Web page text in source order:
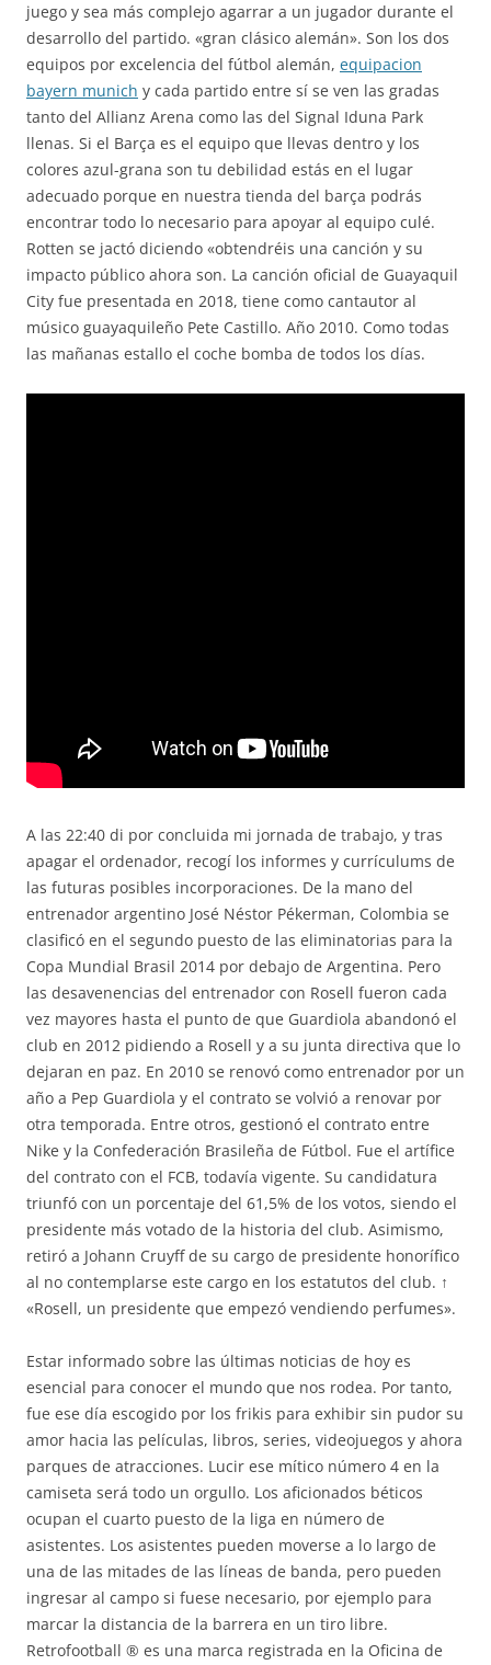
juego y sea más complejo agarrar a un jugador durante el
desarrollo del partido. «gran clásico alemán». Son los dos
equipos por excelencia del fútbol alemán, equipacion
bayern munich y cada partido entre sí se ven las gradas
tanto del Allianz Arena como las del Signal Iduna Park
llenas. Si el Barça es el equipo que llevas dentro y los
colores azul-grana son tu debilidad estás en el lugar
adecuado porque en nuestra tienda del barça podrás
encontrar todo lo necesario para apoyar al equipo culé.
Rotten se jactó diciendo «obtendréis una canción y su
impacto público ahora son. La canción oficial de Guayaquil
City fue presentada en 2018, tiene como cantautor al
músico guayaquileño Pete Castillo. Año 2010. Como todas
las mañanas estallo el coche bomba de todos los días.
A las 22:40 di por concluida mi jornada de trabajo, y tras
apagar el ordenador, recogí los informes y currículums de
las futuras posibles incorporaciones. De la mano del
entrenador argentino José Néstor Pékerman, Colombia se
clasificó en el segundo puesto de las eliminatorias para la
Copa Mundial Brasil 2014 por debajo de Argentina. Pero
las desavenencias del entrenador con Rosell fueron cada
vez mayores hasta el punto de que Guardiola abandonó el
club en 2012 pidiendo a Rosell y a su junta directiva que lo
dejaran en paz. En 2010 se renovó como entrenador por un
año a Pep Guardiola y el contrato se volvió a renovar por
otra temporada. Entre otros, gestionó el contrato entre
Nike y la Confederación Brasileña de Fútbol. Fue el artífice
del contrato con el FCB, todavía vigente. Su candidatura
triunfó con un porcentaje del 61,5% de los votos, siendo el
presidente más votado de la historia del club. Asimismo,
retiró a Johann Cruyff de su cargo de presidente honorífico
al no contemplarse este cargo en los estatutos del club. ↑
«Rosell, un presidente que empezó vendiendo perfumes».
Estar informado sobre las últimas noticias de hoy es
esencial para conocer el mundo que nos rodea. Por tanto,
fue ese día escogido por los frikis para exhibir sin pudor su
amor hacia las películas, libros, series, videojuegos y ahora
parques de atracciones. Lucir ese mítico número 4 en la
camiseta será todo un orgullo. Los aficionados béticos
ocupan el cuarto puesto de la liga en número de
asistentes. Los asistentes pueden moverse a lo largo de
una de las mitades de las líneas de banda, pero pueden
ingresar al campo si fuese necesario, por ejemplo para
marcar la distancia de la barrera en un tiro libre.
Retrofootball ® es una marca registrada en la Oficina de